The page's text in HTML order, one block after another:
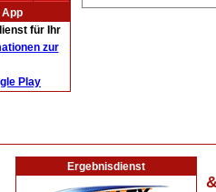
App
für Ihr
zur
Ergebnisdienst